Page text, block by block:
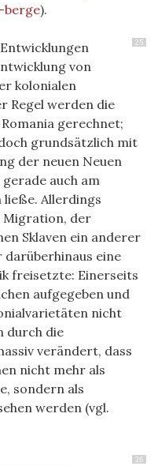
berge).
25
von
kolonialen
Regel werden die
gerechnet;
grundsätzlich mit
der neuen Neuen
auch am
ließe. Allerdings
Migration, der
Sklaven ein anderer
darüberhinaus eine
freisetzte: Einerseits
aufgegeben und
nicht
durch die
verändert, dass
nicht mehr als
sondern als
werden (vgl.
26